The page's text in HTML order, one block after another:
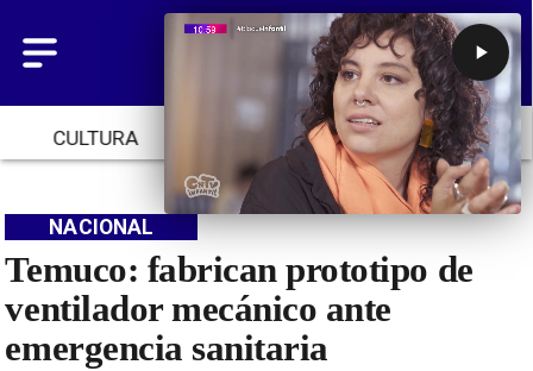
CULTURA TENDENCIAS INICIO
Temuco: fabrican prototipo de
ventilador mecánico ante
emergencia sanitaria
NACIONAL